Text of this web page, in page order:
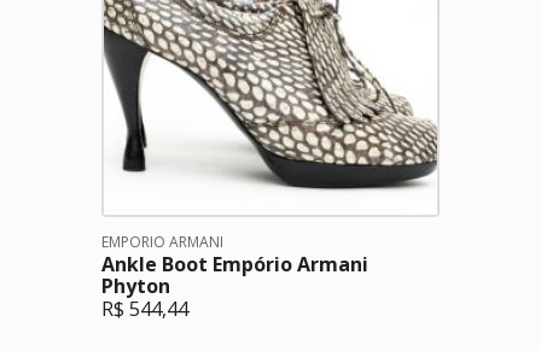
EMPORIO ARMANI
Ankle Boot Empório Armani
Phyton
R$ 544,44